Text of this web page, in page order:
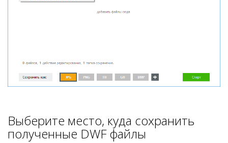
Выберите место, куда сохранить
полученные DWF файлы